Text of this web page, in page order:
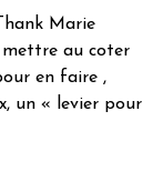
Marie
au coter
en faire ,
un « levier pour